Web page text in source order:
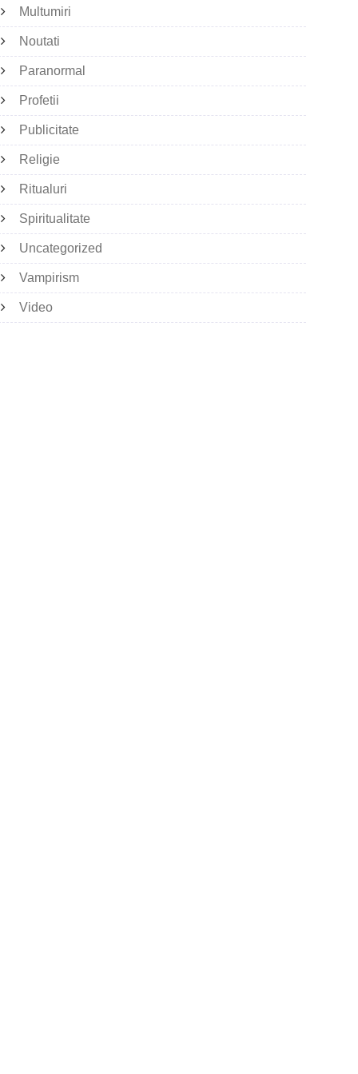
Multumiri
Noutati
Paranormal
Profetii
Publicitate
Religie
Ritualuri
Spiritualitate
Uncategorized
Vampirism
Video